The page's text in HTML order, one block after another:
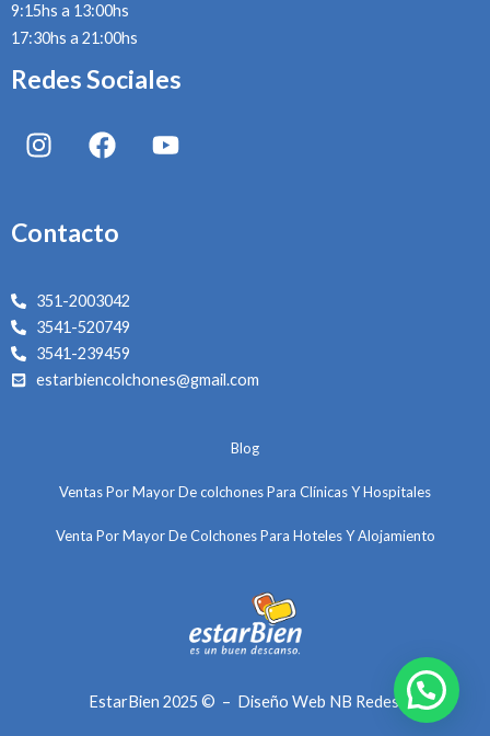
9:15hs a 13:00hs
17:30hs a 21:00hs
Redes Sociales
I
n
a
r
a
m
F
a
b
o
k
Y
o
Contacto
351-2003042
3541-520749
3541-239459
estarbiencolchones@gmail.com
Blog
Ventas Por Mayor De colchones Para Clínicas Y Hospitales
Venta Por Mayor De Colchones Para Hoteles Y Alojamiento
EstarBien 2025 © – Diseño Web NB Redes